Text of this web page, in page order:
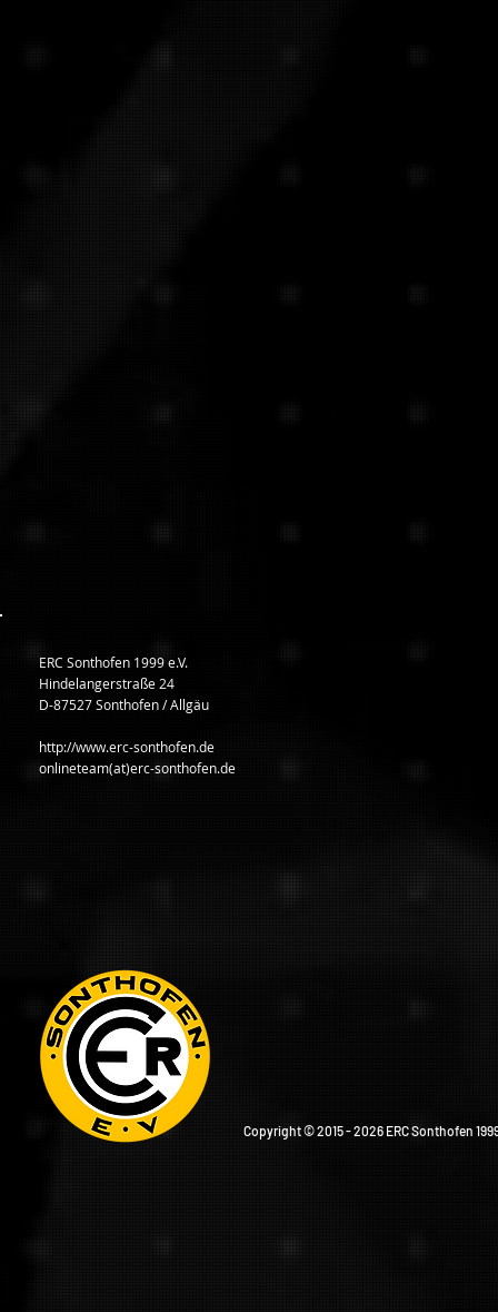
ERC Sonthofen 1999 e.V.
Hindelangerstraße 24
D-87527 Sonthofen / Allgäu
http://www.erc-sonthofen.de
onlineteam(at)erc-sonthofen.de
Copyright © 2015 - 2026 ERC Sonthofen